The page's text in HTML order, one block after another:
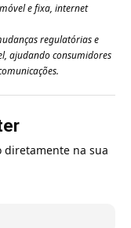
e fixa, internet
regulatórias e
ajudando consumidores
diretamente na sua